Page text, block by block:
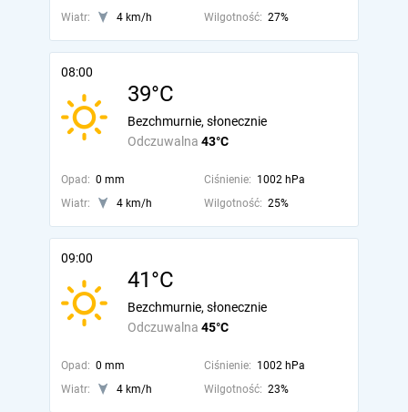
Wiatr: 4 km/h Wilgotność: 27%
08:00
39°C
Odczuwalna 43°C
Bezchmurnie, słonecznie
Opad: 0 mm Ciśnienie: 1002 hPa
Wiatr:
4 km/h Wilgotność: 25%
09:00
41°C
Odczuwalna 45°C
Bezchmurnie, słonecznie
Opad: 0 mm Ciśnienie: 1002 hPa
Wiatr:
4 km/h Wilgotność: 23%